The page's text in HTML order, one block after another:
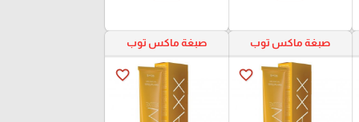
صبغة ماكس توب
favorite_border
صبغة ماكس توب
favorite_border